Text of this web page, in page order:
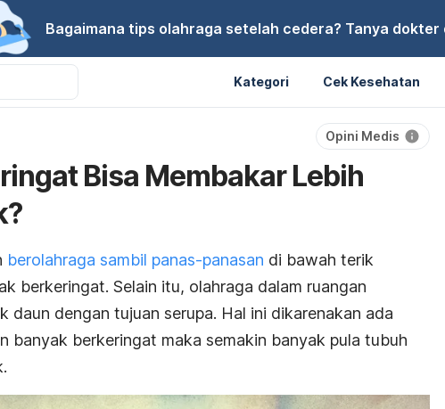
Bagaimana tips olahraga setelah cedera? Tanya dokter
Kategori Cek Kesehatan
Opini Medis
Bisa Membakar Lebih
berolahraga sambil panas-panasan di bawah terik
berkeringat. Selain itu, olahraga dalam ruangan
daun dengan tujuan serupa. Hal ini dikarenakan ada
banyak berkeringat maka semakin banyak pula tubuh